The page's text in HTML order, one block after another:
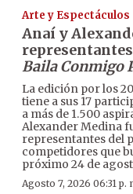
Arte y Espectáculos
Anaí y
Baila Conmigo
La edición por los
tiene a sus 17
a más de 1.500
Alexander Medina
representantes del
competidores que
próximo 24 de
Agosto 7, 2026 06:31 p.